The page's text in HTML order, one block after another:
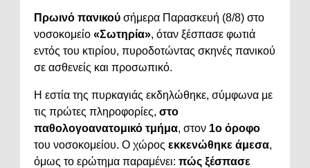
Πρωινό πανικού σήμερα Παρασκευή (8/8) στο
νοσοκομείο «Σωτηρία», όταν ξέσπασε φωτιά
εντός του κτιρίου, πυροδοτώντας σκηνές πανικού
σε ασθενείς και προσωπικό.
Η εστία της πυρκαγιάς εκδηλώθηκε, σύμφωνα με
τις πρώτες πληροφορίες, στο
παθολογοανατομικό τμήμα, στον 1ο όροφο
του νοσοκομείου. Ο χώρος εκκενώθηκε άμεσα,
όμως το ερώτημα παραμένει: πώς ξέσπασε